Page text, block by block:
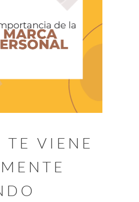
TE VIENE